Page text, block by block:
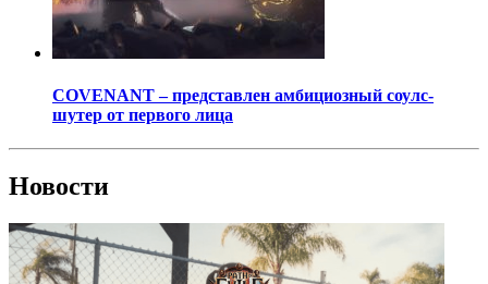
COVENANT – представлен амбициозный соулс-
шутер от первого лица
Новости